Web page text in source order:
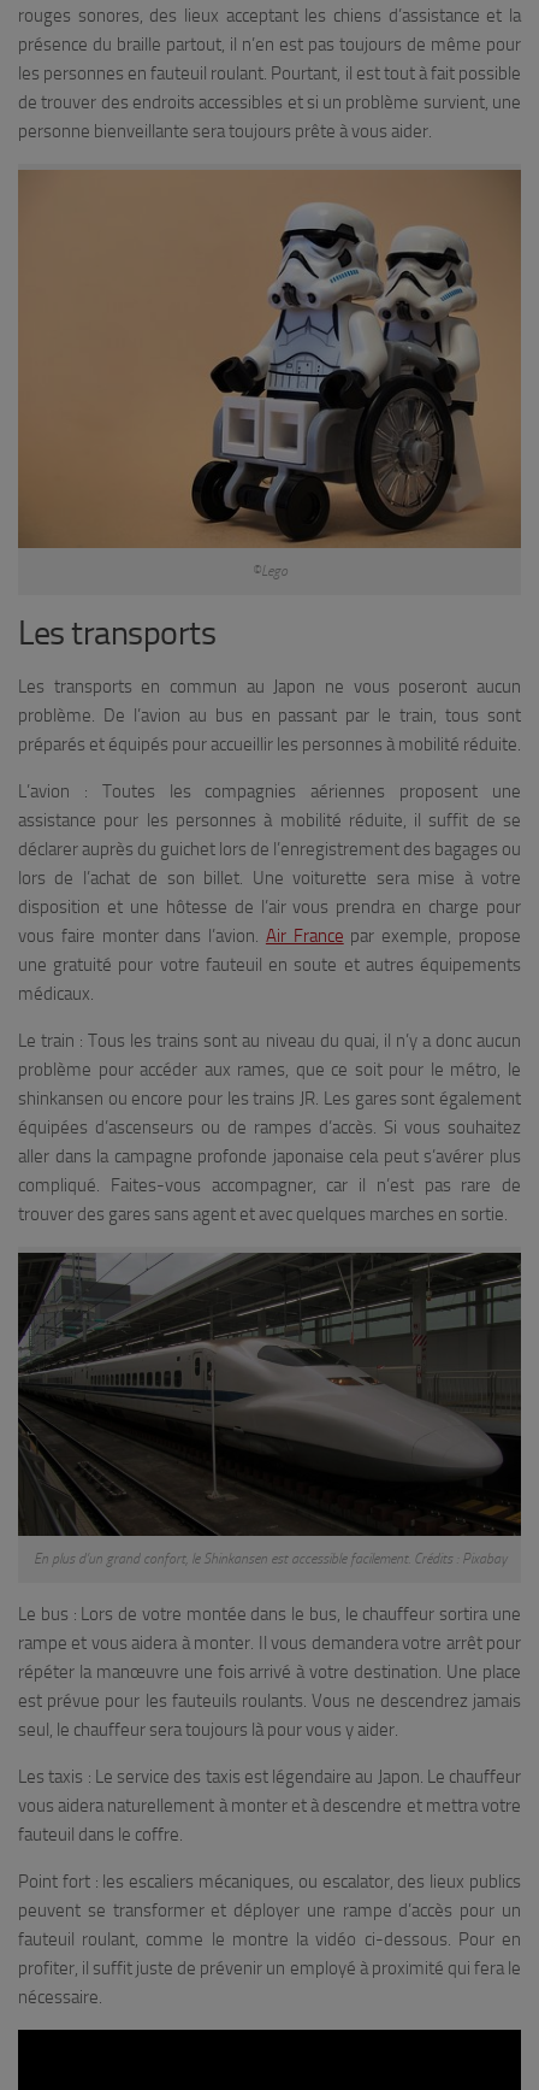
rouges sonores, des lieux acceptant les chiens d’assistance et la
présence du braille partout, il n’en est pas toujours de même pour
les personnes en fauteuil roulant. Pourtant, il est tout à fait possible
de trouver des endroits accessibles et si un problème survient, une
personne bienveillante sera toujours prête à vous aider.
©Lego
Les transports
Les transports en commun au Japon ne vous poseront aucun
problème. De l’avion au bus en passant par le train, tous sont
préparés et équipés pour accueillir les personnes à mobilité réduite.
L’avion : Toutes les compagnies aériennes proposent une
assistance pour les personnes à mobilité réduite, il suffit de se
déclarer auprès du guichet lors de l’enregistrement des bagages ou
lors de l’achat de son billet. Une voiturette sera mise à votre
disposition et une hôtesse de l’air vous prendra en charge pour
vous faire monter dans l’avion. Air France par exemple, propose
une gratuité pour votre fauteuil en soute et autres équipements
médicaux.
Le train : Tous les trains sont au niveau du quai, il n’y a donc aucun
problème pour accéder aux rames, que ce soit pour le métro, le
shinkansen ou encore pour les trains JR. Les gares sont également
équipées d’ascenseurs ou de rampes d’accès. Si vous souhaitez
aller dans la campagne profonde japonaise cela peut s’avérer plus
compliqué. Faites-vous accompagner, car il n’est pas rare de
trouver des gares sans agent et avec quelques marches en sortie.
En plus d’un grand confort, le Shinkansen est accessible facilement. Crédits : Pixabay
Le bus : Lors de votre montée dans le bus, le chauffeur sortira une
rampe et vous aidera à monter. Il vous demandera votre arrêt pour
répéter la manœuvre une fois arrivé à votre destination. Une place
est prévue pour les fauteuils roulants. Vous ne descendrez jamais
seul, le chauffeur sera toujours là pour vous y aider.
Les taxis : Le service des taxis est légendaire au Japon. Le chauffeur
vous aidera naturellement à monter et à descendre et mettra votre
fauteuil dans le coffre.
Point fort : les escaliers mécaniques, ou escalator, des lieux publics
peuvent se transformer et déployer une rampe d’accès pour un
fauteuil roulant, comme le montre la vidéo ci-dessous. Pour en
profiter, il suffit juste de prévenir un employé à proximité qui fera le
nécessaire.